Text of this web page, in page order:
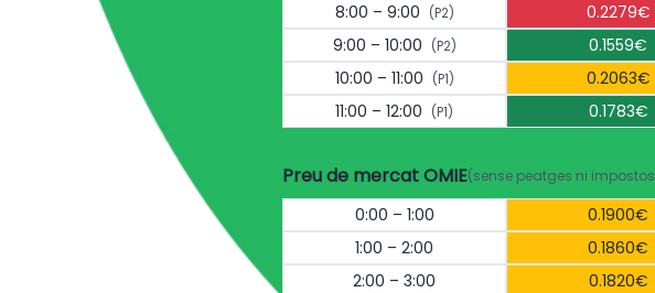
8:00 – 9:00 (P2)
0.2279€
9:00 – 10:00 (P2)
0.1559€
10:00 – 11:00 (P1)
0.2063€
11:00 – 12:00 (P1) 0.1783€
Preu de mercat OMIE(sense peatges ni
0:00 – 1:00
0.1900€
1:00 – 2:00
0.1860€
2:00 – 3:00
0.1820€